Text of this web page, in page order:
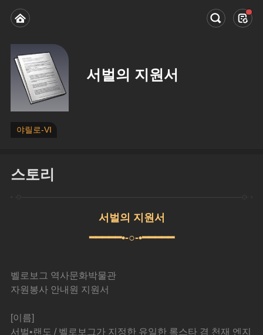
서벌의 지원서
야릴로-VI
스토리
서벌의 지원서
━━━━━•-○-•━━━━━
벨로보그 역사문화박물관
자원봉사 안내원 지원서
[이름]
서벌•랜도 / 벨로보그가 지정한 유일한 록스타 겸 천재 엔지